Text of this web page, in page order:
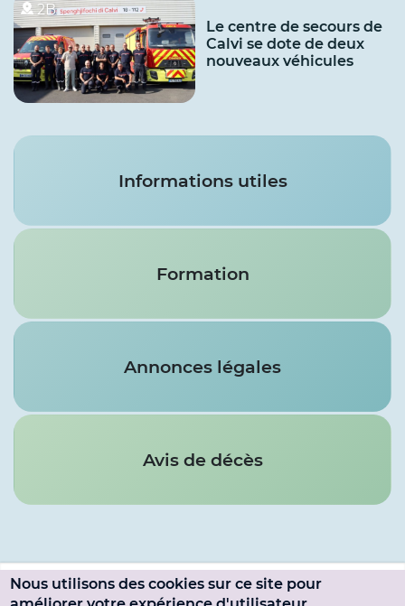
2B
Le centre de secours de
Calvi se dote de deux
nouveaux véhicules
Services
Informations utiles
Formation
Annonces légales
Avis de décès
Nous utilisons des cookies sur ce site pour